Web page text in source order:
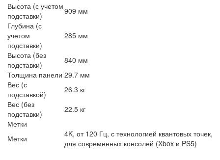
Высота (с учетом
подставки)
909 мм
Глубина (с
учетом
подставки)
285 мм
Высота (без
подставки)
840 мм
Толщина панели 29.7 мм
Вес (с
подставкой)
26.3 кг
Вес (без
подставки)
22.5 кг
Метки
Метки
4K, от 120 Гц, с технологией квантовых точек,
для современных консолей (Xbox и PS5)